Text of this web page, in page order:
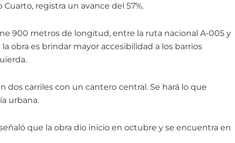
registra un avance del 57%.
900 metros de longitud, entre la ruta nacional A-005 y
obra es brindar mayor accesibilidad a los barrios
dos carriles con un cantero central. Se hará lo que
urbana.
que la obra dio inicio en octubre y se encuentra en